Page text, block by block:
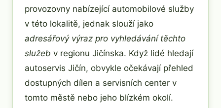
provozovny nabízející automobilové služby
v této lokalitě, jednak slouží jako
adresářový výraz pro vyhledávání těchto
služeb v regionu Jičínska. Když lidé hledají
autoservis Jičín, obvykle očekávají přehled
dostupných dílen a servisních center v
tomto městě nebo jeho blízkém okolí.